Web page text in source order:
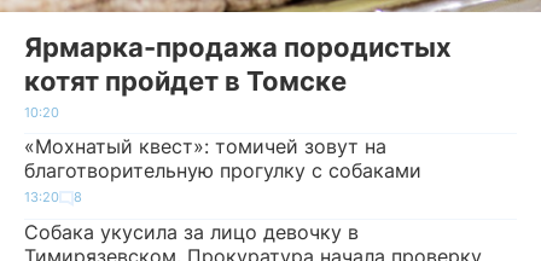
Ярмарка-продажа породистых
котят пройдет в Томске
10:20
«Мохнатый квест»: томичей зовут на
благотворительную прогулку с собаками
13:20 8
Собака укусила за лицо девочку в
Тимирязевском. Прокуратура начала проверку